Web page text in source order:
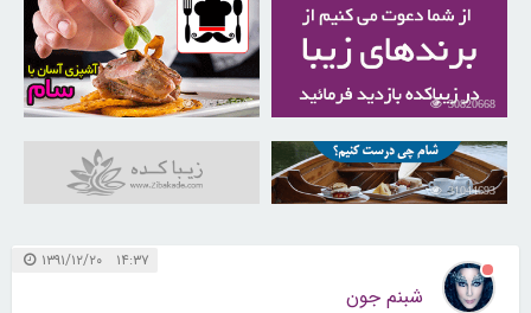
30820668
30259536
31044693
۱۴:۳۷ ۱۳۹۱/۱۲/۲۰
شبنم جون